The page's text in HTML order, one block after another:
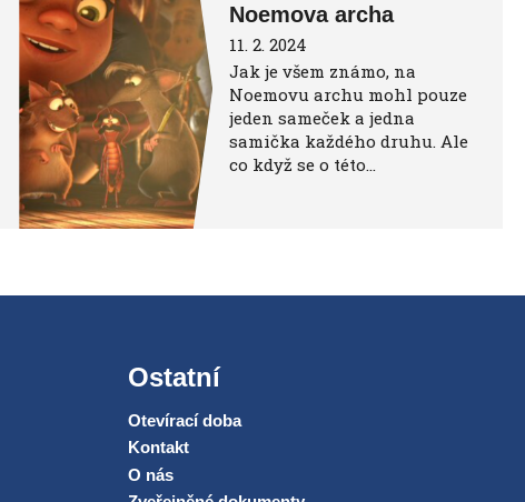
Noemova archa
11. 2. 2024
Jak je všem známo, na
Noemovu archu mohl pouze
jeden sameček a jedna
samička každého druhu. Ale
co když se o této…
Ostatní
Otevírací doba
Kontakt
O nás